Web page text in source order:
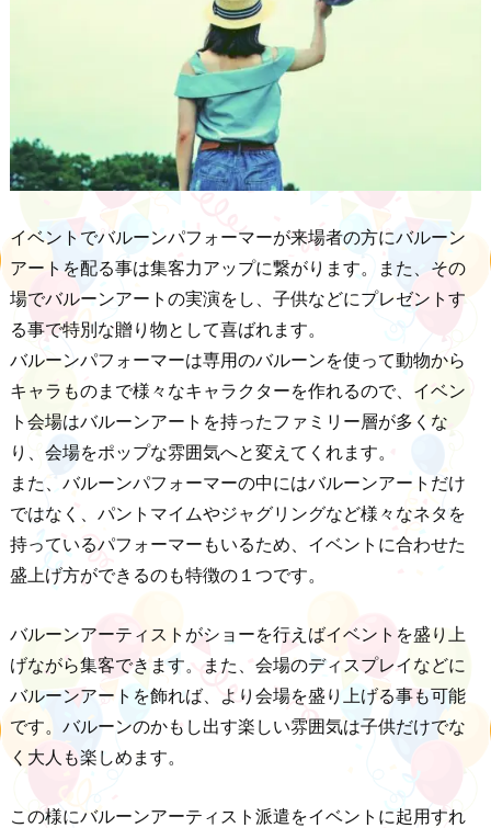
イベントでバルーンパフォーマーが来場者の方にバルーン
アートを配る事は集客力アップに繋がります。また、その
場でバルーンアートの実演をし、子供などにプレゼントす
る事で特別な贈り物として喜ばれます。
バルーンパフォーマーは専用のバルーンを使って動物から
キャラものまで様々なキャラクターを作れるので、イベン
ト会場はバルーンアートを持ったファミリー層が多くな
り、会場をポップな雰囲気へと変えてくれます。
また、バルーンパフォーマーの中にはバルーンアートだけ
ではなく、パントマイムやジャグリングなど様々なネタを
持っているパフォーマーもいるため、イベントに合わせた
盛上げ方ができるのも特徴の１つです。
バルーンアーティストがショーを行えばイベントを盛り上
げながら集客できます。また、会場のディスプレイなどに
バルーンアートを飾れば、より会場を盛り上げる事も可能
です。バルーンのかもし出す楽しい雰囲気は子供だけでな
く大人も楽しめます。
この様にバルーンアーティスト派遣をイベントに起用すれ